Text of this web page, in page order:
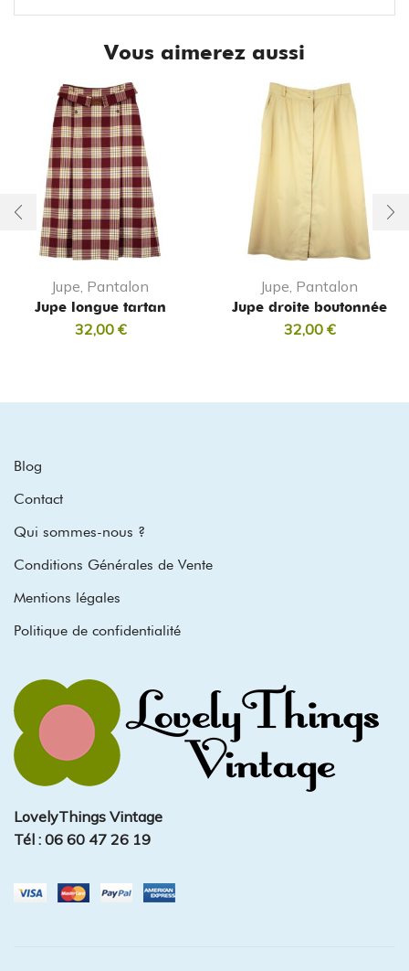
Vous aimerez aussi
Jupe, Pantalon
Jupe longue tartan
32,00 €
Jupe, Pantalon
Jupe droite boutonnée
32,00 €
Blog
Contact
Qui sommes-nous ?
Conditions Générales de Vente
Mentions légales
Politique de confidentialité
LovelyThings Vintage
Tél : 06 60 47 26 19